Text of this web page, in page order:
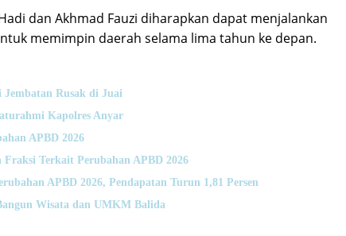
dan Akhmad Fauzi diharapkan dapat menjalankan
memimpin daerah selama lima tahun ke depan.
Jembatan Rusak di Juai
Kapolres Anyar
APBD 2026
Fraksi Terkait Perubahan APBD 2026
APBD 2026, Pendapatan Turun 1,81 Persen
Wisata dan UMKM Balida